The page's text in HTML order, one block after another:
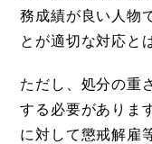
務成績が良い人物
とが適切な対応と
ただし、処分の重
する必要がありま
に対して懲戒解雇